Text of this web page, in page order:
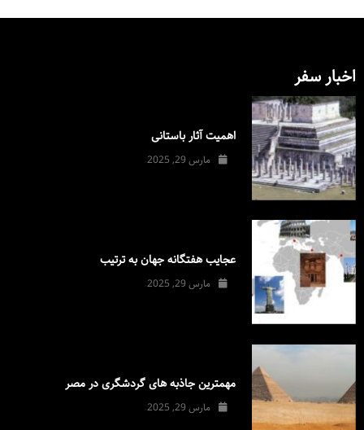
اخبار سفر
اهمیت آثار باستانی
مارس 29, 2025
عجایب هفتگانه جهان به ترتیب
مارس 29, 2025
مهمترین جاذبه های گردشگری در مصر
مارس 29, 2025